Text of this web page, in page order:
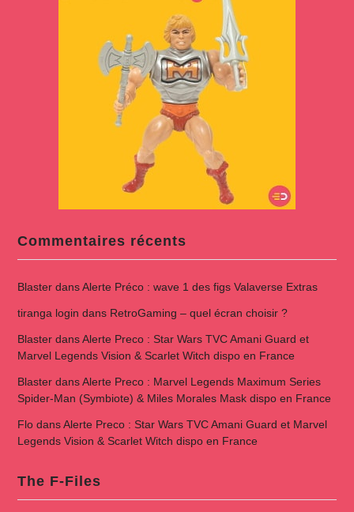
Commentaires récents
BlasterdansAlerte Préco : wave 1 des figs Valaverse Extras
tiranga login dans RetroGaming – quel écran choisir ?
BlasterdansAlerte Preco : Star Wars TVC Amani Guard et
Marvel Legends Vision & Scarlet Witch dispo en France
BlasterdansAlerte Preco : Marvel Legends Maximum Series
Spider-Man (Symbiote) & Miles Morales Mask dispo en France
FlodansAlerte Preco : Star Wars TVC Amani Guard et Marvel
Legends Vision & Scarlet Witch dispo en France
The F-Files